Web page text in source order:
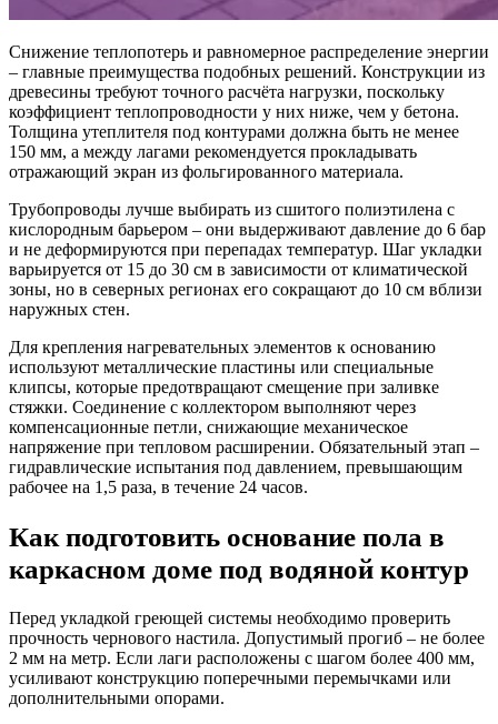
Снижение теплопотерь и равномерное распределение энергии
– главные преимущества подобных решений. Конструкции из
древесины требуют точного расчёта нагрузки, поскольку
коэффициент теплопроводности у них ниже, чем у бетона.
Толщина утеплителя под контурами должна быть не менее
150 мм, а между лагами рекомендуется прокладывать
отражающий экран из фольгированного материала.
Трубопроводы лучше выбирать из сшитого полиэтилена с
кислородным барьером – они выдерживают давление до 6 бар
и не деформируются при перепадах температур. Шаг укладки
варьируется от 15 до 30 см в зависимости от климатической
зоны, но в северных регионах его сокращают до 10 см вблизи
наружных стен.
Для крепления нагревательных элементов к основанию
используют металлические пластины или специальные
клипсы, которые предотвращают смещение при заливке
стяжки. Соединение с коллектором выполняют через
компенсационные петли, снижающие механическое
напряжение при тепловом расширении. Обязательный этап –
гидравлические испытания под давлением, превышающим
рабочее на 1,5 раза, в течение 24 часов.
Как подготовить основание пола в
каркасном доме под водяной контур
Перед укладкой греющей системы необходимо проверить
прочность чернового настила. Допустимый прогиб – не более
2 мм на метр. Если лаги расположены с шагом более 400 мм,
усиливают конструкцию поперечными перемычками или
дополнительными опорами.